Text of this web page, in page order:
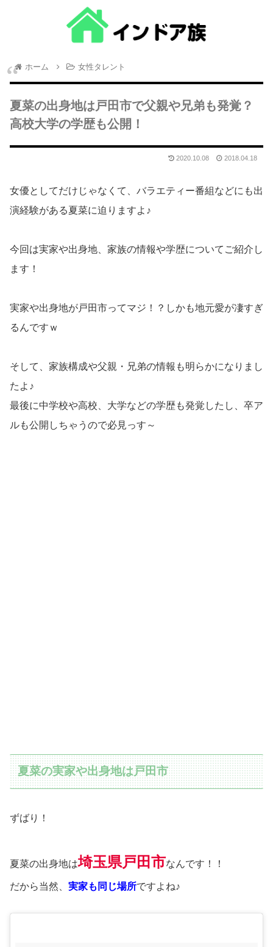
ホーム 女性タレント
夏菜の出身地は戸田市で父親や兄弟も発覚？
高校大学の学歴も公開！
2020.10.08 2018.04.18
女優としてだけじゃなくて、バラエティー番組などにも出
演経験がある夏菜に迫りますよ♪
今回は実家や出身地、家族の情報や学歴についてご紹介し
ます！
実家や出身地が戸田市ってマジ！？しかも地元愛が凄すぎ
るんですｗ
そして、家族構成や父親・兄弟の情報も明らかになりまし
たよ♪
最後に中学校や高校、大学などの学歴も発覚したし、卒ア
ルも公開しちゃうので必見っす～
夏菜の実家や出身地は戸田市
ずばり！
夏菜の出身地は埼玉県戸田市なんです！！
だから当然、 実家も同じ場所ですよね♪